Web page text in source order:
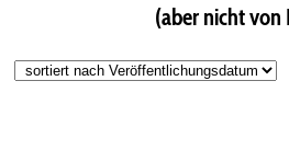
(aber nicht von